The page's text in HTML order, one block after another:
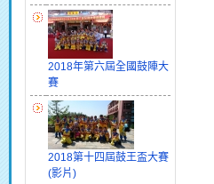
2018年第六屆全國鼓陣大
賽
2018第十四屆鼓王盃大賽
(影片)